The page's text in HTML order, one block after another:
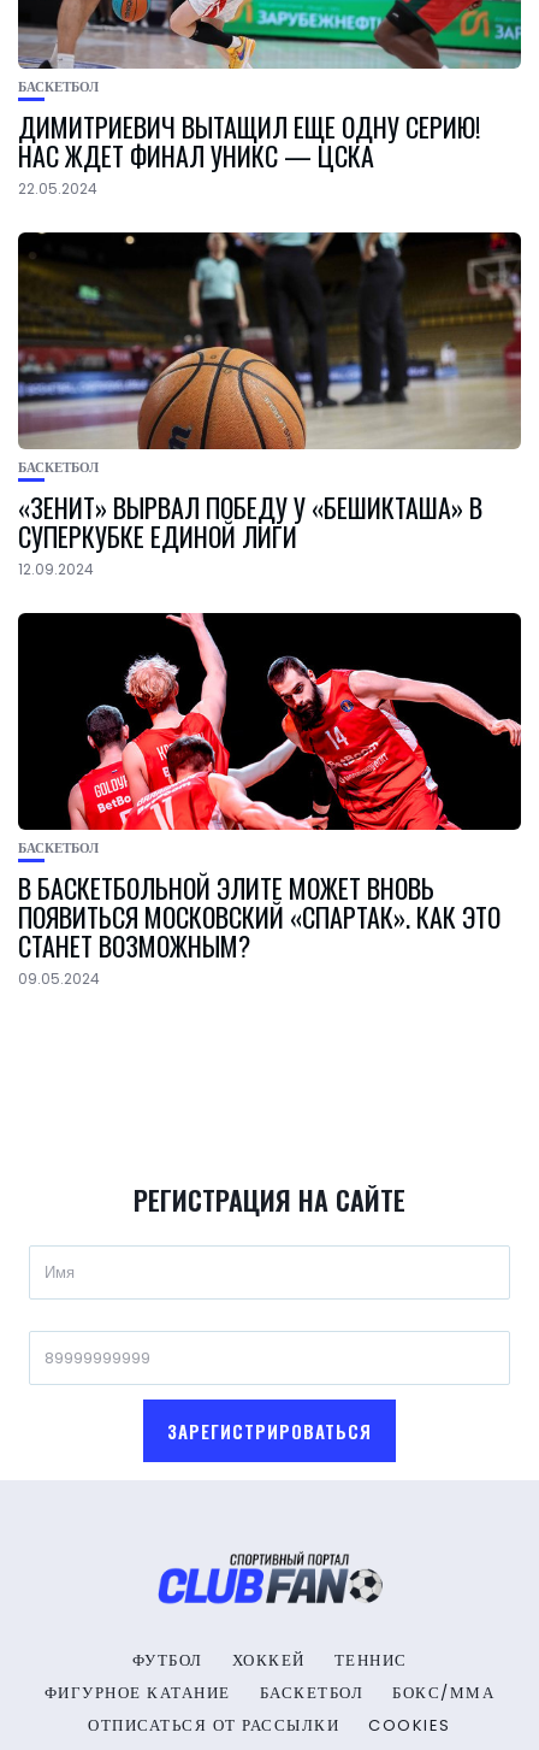
БАСКЕТБОЛ
ДИМИТРИЕВИЧ ВЫТАЩИЛ ЕЩЕ ОДНУ СЕРИЮ!
НАС ЖДЕТ ФИНАЛ УНИКС — ЦСКА
22.05.2024
БАСКЕТБОЛ
«ЗЕНИТ» ВЫРВАЛ ПОБЕДУ У «БЕШИКТАША» В
СУПЕРКУБКЕ ЕДИНОЙ ЛИГИ
12.09.2024
БАСКЕТБОЛ
В БАСКЕТБОЛЬНОЙ ЭЛИТЕ МОЖЕТ ВНОВЬ
ПОЯВИТЬСЯ МОСКОВСКИЙ «СПАРТАК». КАК ЭТО
СТАНЕТ ВОЗМОЖНЫМ?
09.05.2024
РЕГИСТРАЦИЯ НА САЙТЕ
ЗАРЕГИСТРИРОВАТЬСЯ
ФУТБОЛ ХОККЕЙ
ТЕННИС
ФИГУРНОЕ КАТАНИЕ
БАСКЕТБОЛ
БОКС/ММА
ОТПИСАТЬСЯ ОТ РАССЫЛКИ
COOKIES